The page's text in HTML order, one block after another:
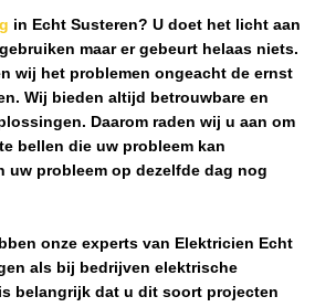
in Echt Susteren? U doet het licht aan
maar er gebeurt helaas niets.
wij het problemen ongeacht de ernst
Wij bieden altijd betrouwbare en
Daarom raden wij u aan om
bellen die uw probleem kan
uw probleem op dezelfde dag nog
onze experts van Elektricien Echt
als bij bedrijven elektrische
belangrijk dat u dit soort projecten